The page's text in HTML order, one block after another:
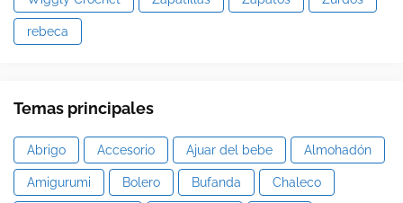
rebeca
Temas principales
Abrigo Accesorio Ajuar del bebe Almohadón
Amigurumi Bolero Bufanda Chaleco